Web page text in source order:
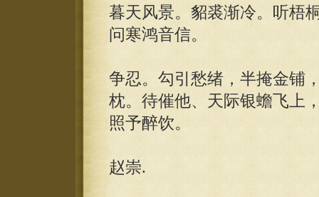
暮天风景。貂裘渐冷。听梧
问寒鸿音信。
争忍。勾引愁绪，半掩金铺
枕。待催他、天际银蟾飞上
照予醉饮。
赵崇.